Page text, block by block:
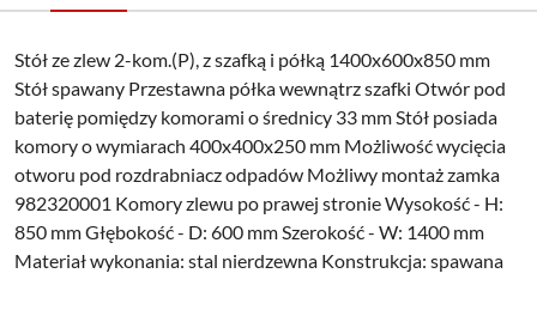
Stół ze zlew 2-kom.(P), z szafką i półką 1400x600x850 mm
Stół spawany Przestawna półka wewnątrz szafki Otwór pod
baterię pomiędzy komorami o średnicy 33 mm Stół posiada
komory o wymiarach 400x400x250 mm Możliwość wycięcia
otworu pod rozdrabniacz odpadów Możliwy montaż zamka
982320001 Komory zlewu po prawej stronie Wysokość - H:
850 mm Głębokość - D: 600 mm Szerokość - W: 1400 mm
Materiał wykonania: stal nierdzewna Konstrukcja: spawana